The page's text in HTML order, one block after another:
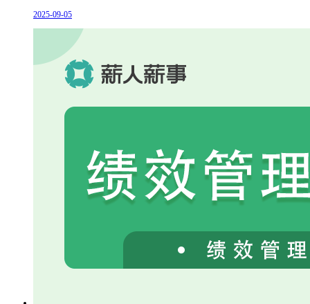
2025-09-05